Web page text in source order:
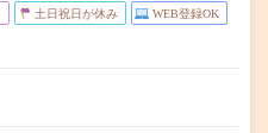
土日祝日が休み WEB登録OK